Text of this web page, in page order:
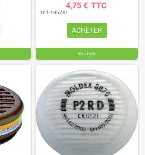
4,75 € TTC
101-106741
ACHETER
En stock